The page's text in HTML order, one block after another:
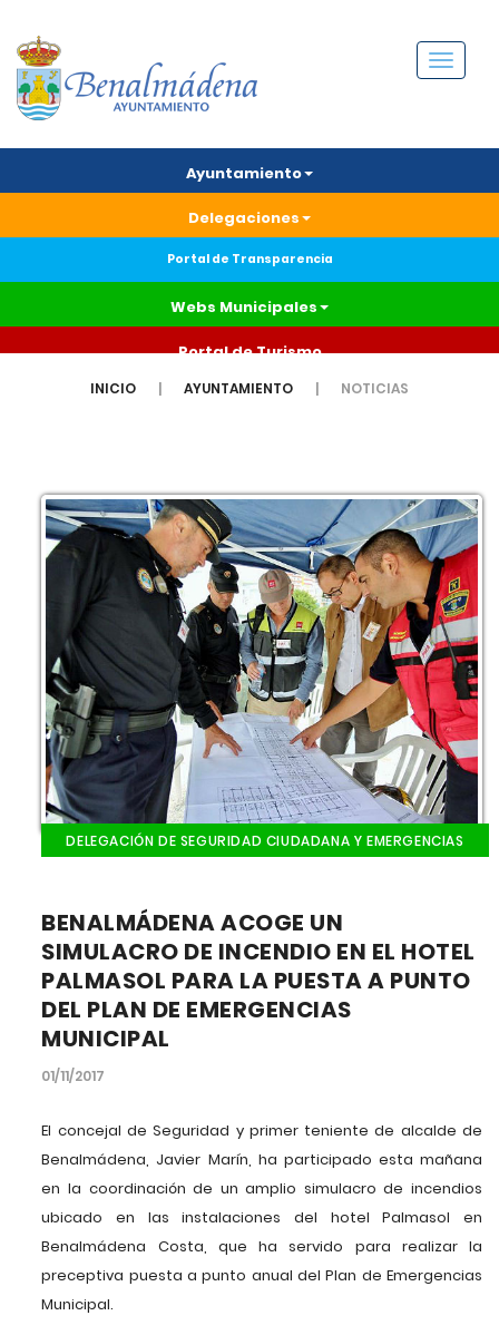
Menú
Ayuntamiento
Delegaciones
Portal de Transparencia
Webs Municipales
Portal de Turismo
INICIO AYUNTAMIENTO NOTICIAS
DELEGACIÓN DE SEGURIDAD CIUDADANA Y EMERGENCIAS
BENALMÁDENA ACOGE UN
SIMULACRO DE INCENDIO EN EL HOTEL
PALMASOL PARA LA PUESTA A PUNTO
DEL PLAN DE EMERGENCIAS
MUNICIPAL
01/11/2017
El concejal de Seguridad y primer teniente de alcalde de
Benalmádena, Javier Marín, ha participado esta mañana
en la coordinación de un amplio simulacro de incendios
ubicado en las instalaciones del hotel Palmasol en
Benalmádena Costa, que ha servido para realizar la
preceptiva puesta a punto anual del Plan de Emergencias
Municipal.